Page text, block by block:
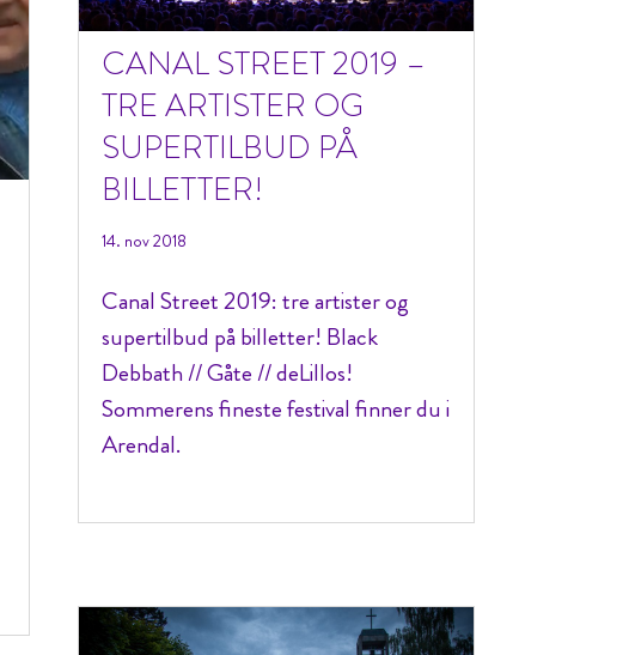
CANAL STREET 2019 –
TRE ARTISTER OG
SUPERTILBUD PÅ
BILLETTER!
14. nov 2018
Canal Street 2019: tre artister og
supertilbud på billetter! Black
Debbath // Gåte // deLillos!
Sommerens fineste festival finner du i
Arendal.